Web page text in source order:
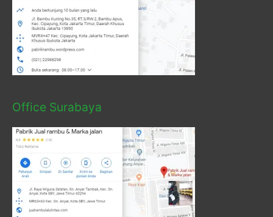
Office Surabaya